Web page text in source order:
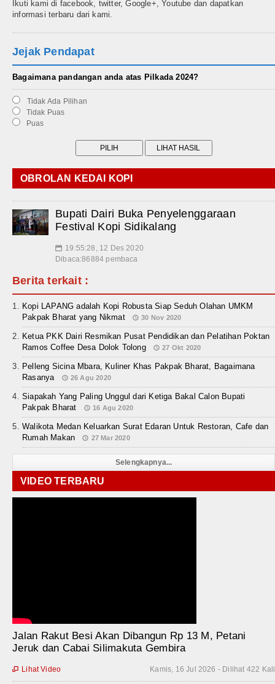
Ikuti kami di facebook, twitter, Google+, Youtube dan dapatkan
informasi terbaru dari kami.
Jejak Pendapat
Bagaimana pandangan anda atas Pilkada 2024?
Tidak Ada Pilihan
Tidak Puas
Puas
OBROLAN KEDAI KOPI
Bupati Dairi Buka Penyelenggaraan
Festival Kopi Sidikalang
📅 19:55:28, 12 Des 2020
Dibaca:86884 pembaca
Berita terkait :
Kopi LAPANG adalah Kopi Robusta Siap Seduh Olahan UMKM
Pakpak Bharat yang Nikmat
30 Nov 2020
Ketua PKK Dairi Resmikan Pusat Pendidikan dan Pelatihan Poktan
Ramos Coffee Desa Dolok Tolong
27 Okt 2020
Pelleng Sicina Mbara, Kuliner Khas Pakpak Bharat, Bagaimana
Rasanya
26 Agu 2020
Siapakah Yang Paling Unggul dari Ketiga Bakal Calon Bupati
Pakpak Bharat
16 Agu 2020
Walikota Medan Keluarkan Surat Edaran Untuk Restoran, Cafe dan
Rumah Makan
27 Mar 2020
Selengkapnya...
VIDEO TERBARU
Jalan Rakut Besi Akan Dibangun Rp 13 M, Petani
Jeruk dan Cabai Silimakuta Gembira
Kamis, 16 Jul 2026 - Dilihat 422 Kali
 Lihat Video